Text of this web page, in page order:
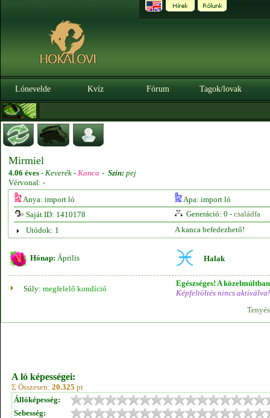
Lónevelde Kvíz Fórum Tagok/lovak
Mirmiel
4.06 éves - Keverék - Kanca - Szín: pej
Vérvonal: -
Anya: import ló
Apa: import ló
Saját ID: 1410178
Generáció: 0 - családfa
Utódok: 1
A kanca befedezhető!
Hónap: Április Halak
Súly: megfelelő kondíció
Egészséges! A
Képfeltöltés nincs aktiválva!
A ló képességei:
Σ Összesen: 20.325 pt
Állóképesség:
Sebesség: